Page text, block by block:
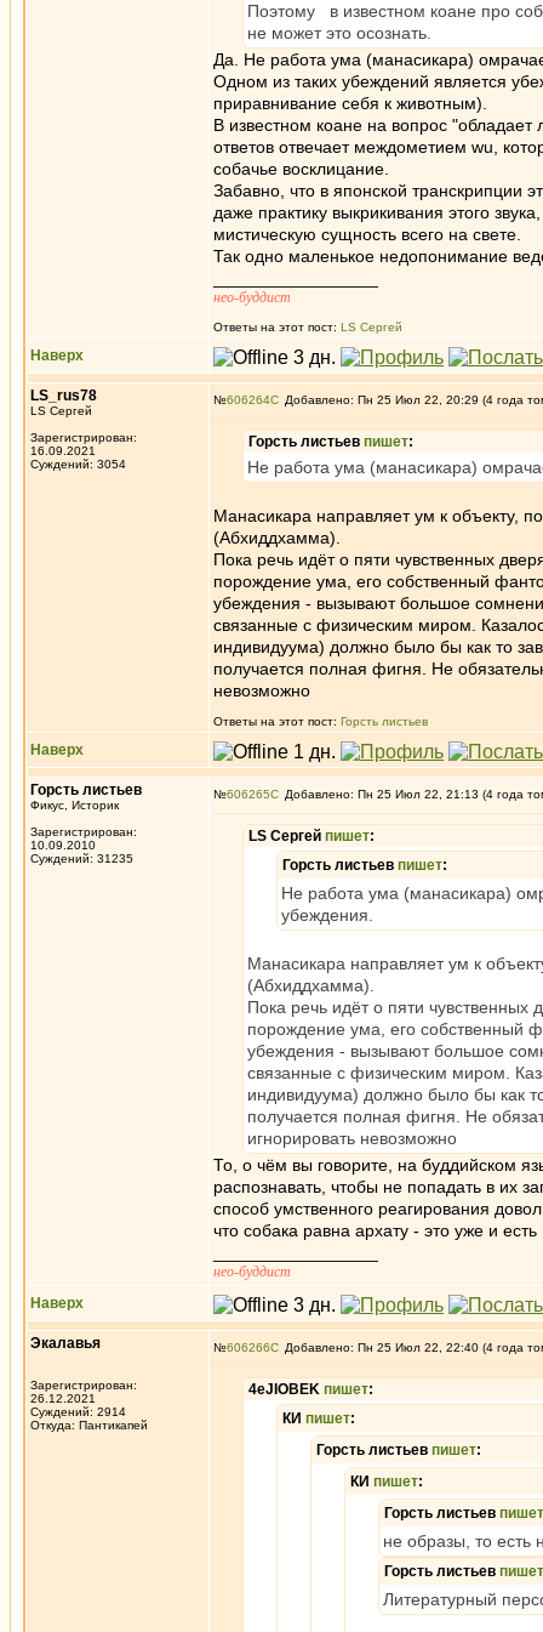
Поэтому в известном коане про
не может это осознать.
Да. Не работа ума (манасикара)
Одном из таких убеждений является
приравнивание себя к животным).
В известном коане на вопрос
ответов отвечает междометием wu,
собачье восклицание.
Забавно, что в японской
даже практику выкрикивания этого
мистическую сущность всего на свете.
Так одно маленькое недопонимание
нео-буддист
Ответы на этот пост: LS Сергей
Наверх
LS_rus78
LS Сергей
Зарегистрирован:
16.09.2021
Суждений: 3054
№606264 Добавлено: Пн 25 Июл 22, 20:29 (4 года
Горсть листьев пишет:
Не работа ума (манасикара)
Манасикара направляет ум к объекту,
(Абхиддхамма).
Пока речь идёт о пяти чувственных
порождение ума, его собственный
убеждения - вызывают большое
связанные с физическим миром.
индивидуума) должно было бы как то
получается полная фигня. Не
невозможно
Ответы на этот пост: Горсть листьев
Наверх
Горсть листьев
Фикус, Историк
Зарегистрирован:
10.09.2010
Суждений: 31235
№606265 Добавлено: Пн 25 Июл 22, 21:13 (4 года
LS Сергей пишет:
Горсть листьев пишет:
Не работа ума (манасикара)
убеждения.
Манасикара направляет ум к
(Абхиддхамма).
Пока речь идёт о пяти чувственных
порождение ума, его собственный
убеждения - вызывают большое
связанные с физическим миром.
индивидуума) должно было бы как
получается полная фигня. Не
игнорировать невозможно
То, о чём вы говорите, на буддийском
распознавать, чтобы не попадать в их
способ умственного реагирования
что собака равна архату - это уже и
нео-буддист
Наверх
Экалавья
Зарегистрирован:
26.12.2021
Суждений: 2914
Откуда: Пантикапей
№606266 Добавлено: Пн 25 Июл 22, 22:40 (4 года
4eJIOBEK пишет:
КИ пишет:
Горсть листьев пишет:
КИ пишет:
Горсть листьев пишет
не образы, то есть
Горсть листьев пишет
Литературный